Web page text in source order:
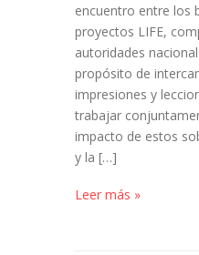
encuentro entre los
proyectos LIFE,
autoridades
propósito de
impresiones y
trabajar
impacto de estos
y la […]
Leer más »